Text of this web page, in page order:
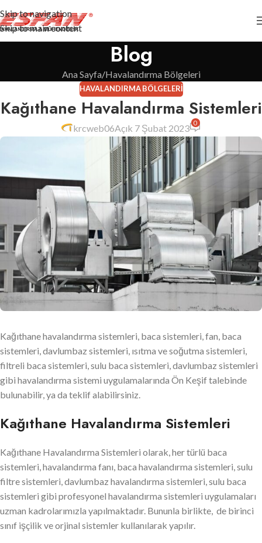
Skip to navigation
Skip to main content
Blog
Ana Sayfa Havalandırma Bölgeleri
HAVALANDIRMA BÖLGELERI
Kağıthane Havalandırma Sistemleri
krcweb06Açık 7 Şubat 2023 0
Kağıthane havalandırma sistemleri, baca sistemleri, fan, baca
sistemleri, davlumbaz sistemleri, ısıtma ve soğutma sistemleri,
filtreli baca sistemleri, sulu baca sistemleri, davlumbaz sistemleri
gibi havalandırma sistemi uygulamalarında Ön Keşif talebinde
bulunabilir, ya da teklif alabilirsiniz.
Kağıthane Havalandırma Sistemleri
Kağıthane Havalandırma Sistemleri olarak, her türlü baca
sistemleri, havalandırma fanı, baca havalandırma sistemleri, sulu
filtre sistemleri, davlumbaz havalandırma sistemleri, sulu baca
sistemleri gibi profesyonel havalandırma sistemleri uygulamaları
uzman kadrolarımızla yapılmaktadır. Bununla birlikte, de birinci
sınıf işçilik ve orjinal sistemler kullanılarak yapılır.